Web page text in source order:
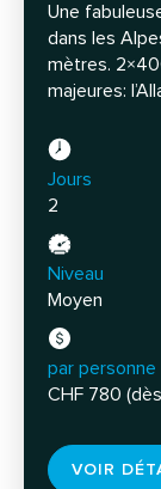
Une
dans les
mètres.
majeures:
Jours
2
Niveau
Moyen
par personne
CHF 780
VOIR